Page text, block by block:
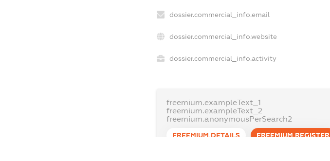
dossier.commercial_info.email
dossier.commercial_info.website
dossier.commercial_info.activity
freemium.exampleText_1
freemium.exampleText_2
freemium.anonymousPerSearch2
FREEMIUM.DETAILS FREEMIUM.REGISTER